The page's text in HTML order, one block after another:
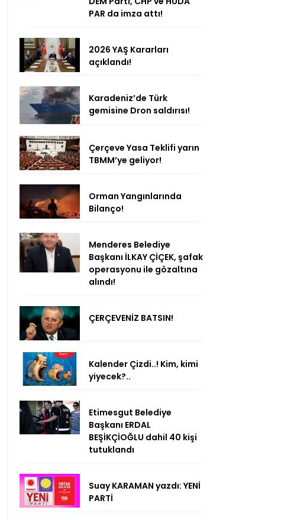
PAR da imza attı!
2026 YAŞ Kararları
açıklandı!
Karadeniz’de Türk
gemisine Dron saldırısı!
Çerçeve Yasa Teklifi yarın
TBMM’ye geliyor!
Orman Yangınlarında
Bilanço!
Menderes Belediye
Başkanı İLKAY ÇİÇEK, şafak
operasyonu ile gözaltına
alındı!
ÇERÇEVENİZ BATSIN!
Kalender Çizdi..! Kim, kimi
yiyecek?..
Etimesgut Belediye
Başkanı ERDAL
BEŞİKÇİOĞLU dahil 40 kişi
tutuklandı
Suay KARAMAN yazdı: YENİ
PARTİ